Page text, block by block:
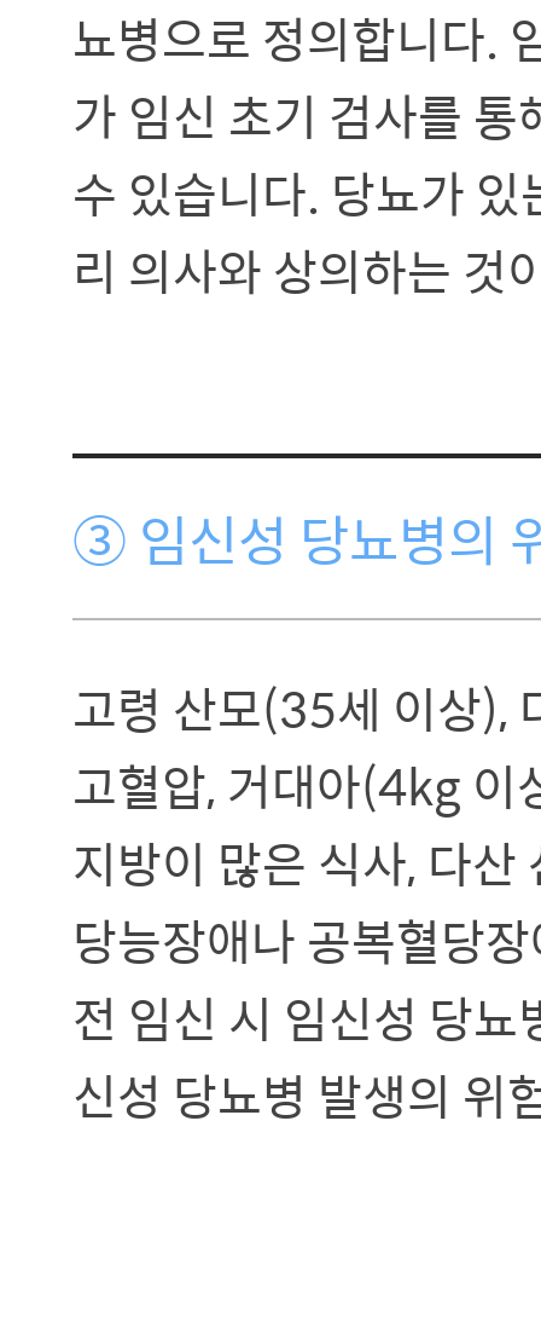
뇨병으로 정의합니다.
가 임신 초기 검사를
수 있습니다. 당뇨가
리 의사와 상의하는 것
③ 임신성 당뇨병의
고령 산모(35세 이상),
고혈압, 거대아(4kg 이
지방이 많은 식사, 다
당능장애나 공복혈당
전 임신 시 임신성 당
신성 당뇨병 발생의 위